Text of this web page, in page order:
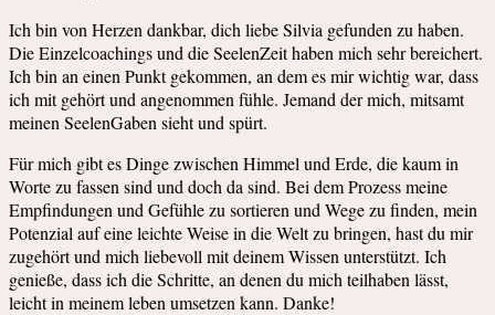
Ich bin von Herzen dankbar, dich liebe Silvia gefunden zu haben.
Die Einzelcoachings und die SeelenZeit haben mich sehr bereichert.
Ich bin an einen Punkt gekommen, an dem es mir wichtig war, dass
ich mit gehört und angenommen fühle. Jemand der mich, mitsamt
meinen SeelenGaben sieht und spürt.
Für mich gibt es Dinge zwischen Himmel und Erde, die kaum in
Worte zu fassen sind und doch da sind. Bei dem Prozess meine
Empfindungen und Gefühle zu sortieren und Wege zu finden, mein
Potenzial auf eine leichte Weise in die Welt zu bringen, hast du mir
zugehört und mich liebevoll mit deinem Wissen unterstützt. Ich
genieße, dass ich die Schritte, an denen du mich teilhaben lässt,
leicht in meinem leben umsetzen kann. Danke!